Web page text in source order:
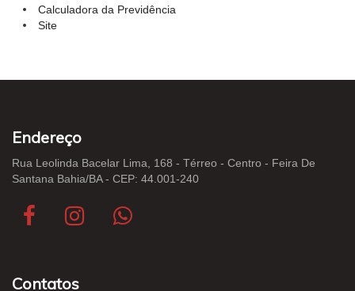
Calculadora da Previdência
Site
Endereço
Rua Leolinda Bacelar Lima, 168 - Térreo - Centro - Feira De
Santana Bahia/BA - CEP: 44.001-240
Contatos